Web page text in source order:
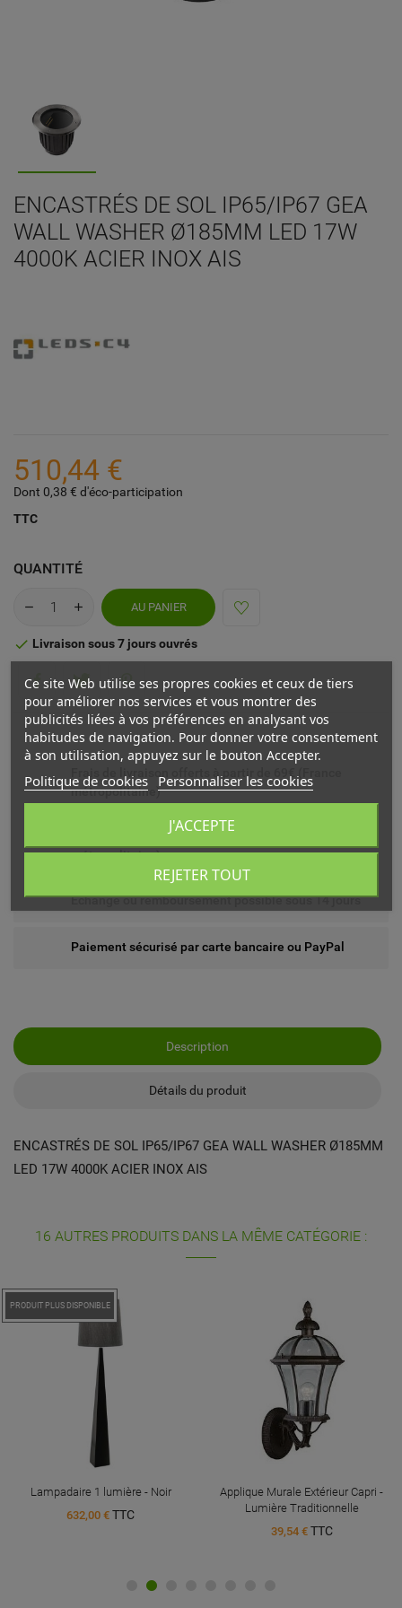
ENCASTRÉS DE SOL IP65/IP67 GEA
WALL WASHER Ø185MM LED 17W
4000K ACIER INOX AIS
510,44 €
Dont 0,38 € d'éco-participation
TTC
QUANTITÉ
AU PANIER
 Livraison sous 7 jours ouvrés
Frais de livraison offerts à partir de 69€ (France
métropolitaine)
Livré chez vous ou en point relais (France
métropolitaine)
Echange ou remboursement possible sous 14 jours
Paiement sécurisé par carte bancaire ou PayPal
Description
Détails du produit
ENCASTRÉS DE SOL IP65/IP67 GEA WALL WASHER Ø185MM
LED 17W 4000K ACIER INOX AIS
16 AUTRES PRODUITS DANS LA MÊME CATÉGORIE :
PROMO !
PRODUIT PLUS DISPONIBLE
Lampadaire 1 lumière - Noir
632,00 € TTC
Applique Murale Extérieur Capri -
Lumière Traditionnelle
39,54 € TTC
Ce site Web utilise ses propres cookies et ceux de tiers
pour améliorer nos services et vous montrer des
publicités liées à vos préférences en analysant vos
habitudes de navigation. Pour donner votre consentement
à son utilisation, appuyez sur le bouton Accepter.
Politique de cookies Personnaliser les cookies
REJETER TOUT
J'ACCEPTE